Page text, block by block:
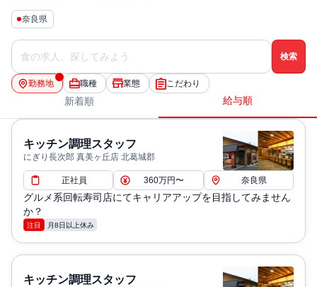
奈良県
勤務地 職種 業態 こだわり
新着順 給与順
キッチン調理スタッフ
にぎり長次郎 真美ヶ丘店 北葛城郡
正社員 360万円〜 奈良県
グルメ系回転寿司店にてキャリアアップを目指してみません
か？
注目 月8日以上休み
キッチン調理スタッフ